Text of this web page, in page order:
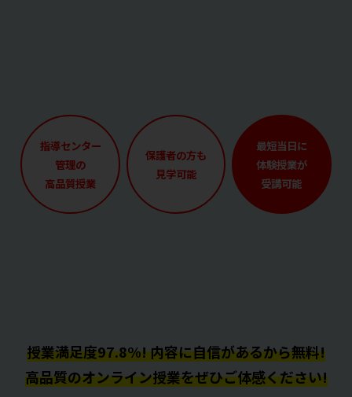
指導センター
管理の
高品質授業
保護者の方も
見学可能
最短当日に
体験授業が
受講可能
授業満足度97.8%! 内容に自信があるから無料!
高品質のオンライン授業をぜひご体感ください!